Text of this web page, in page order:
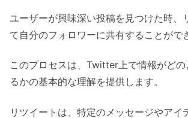
ユーザーが興味深い投稿を見つけた時、
て自分のフォロワーに共有することがで
このプロセスは、Twitter上で情報がど
るかの基本的な理解を提供します。
リツイートは、特定のメッセージやアイ